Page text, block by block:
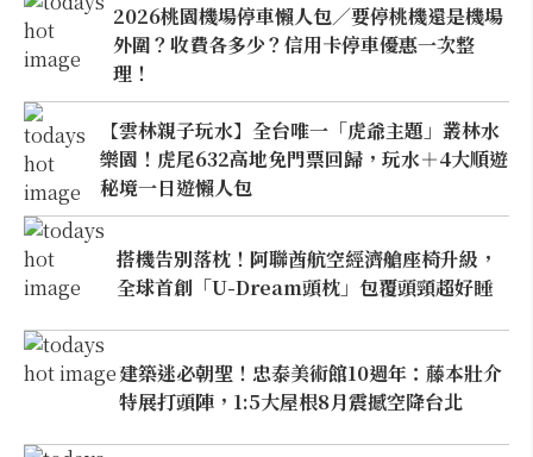
2026桃園機場停車懶人包／要停桃機還是機場
外圍？收費各多少？信用卡停車優惠一次整
理！
【雲林親子玩水】全台唯一「虎爺主題」叢林水
樂園！虎尾632高地免門票回歸，玩水＋4大順遊
秘境一日遊懶人包
搭機告別落枕！阿聯酋航空經濟艙座椅升級，
全球首創「U-Dream頭枕」包覆頭頸超好睡
建築迷必朝聖！忠泰美術館10週年：藤本壯介
特展打頭陣，1:5大屋根8月震撼空降台北